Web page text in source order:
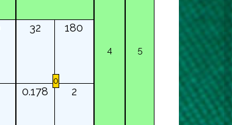
32 180
0.178 2
0
4 5